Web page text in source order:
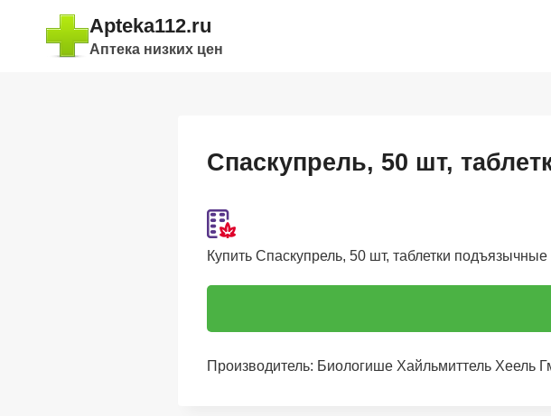
содержимому
Apteka112.ru
Аптека низких цен
Спаскупрель, 50 шт,
Купить Спаскупрель, 50 шт, таблетки
Производитель: Биологише Хайльмиттель Хеель